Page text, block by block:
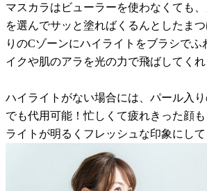
マスカラはビューラーを使わなくても
を選んでサッと塗ればくるんとしたま
りのCゾーンにハイライトをブラシでふ
イクや肌のアラを光の力で飛ばしてくれ
ハイライトがない場合には、パール入
でも代用可能！忙しくて疲れきった顔
ライトが明るくフレッシュな印象にして